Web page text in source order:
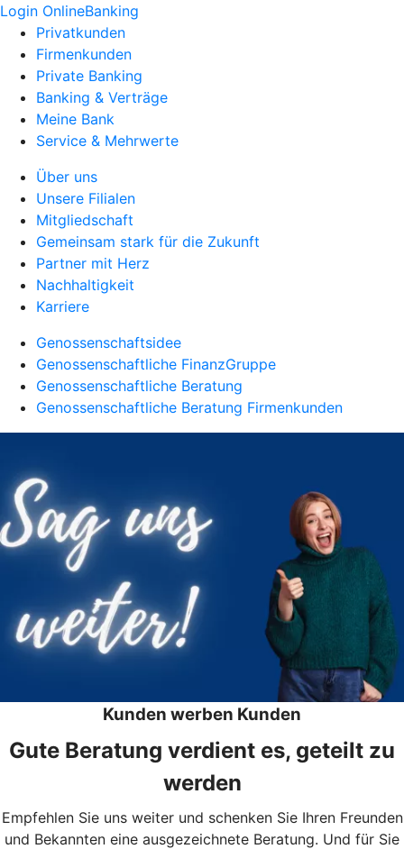
Login OnlineBanking
Privatkunden
Firmenkunden
Private Banking
Banking & Verträge
Meine Bank
Service & Mehrwerte
Über uns
Unsere Filialen
Mitgliedschaft
Gemeinsam stark für die Zukunft
Partner mit Herz
Nachhaltigkeit
Karriere
Genossenschaftsidee
Genossenschaftliche FinanzGruppe
Genossenschaftliche Beratung
Genossenschaftliche Beratung Firmenkunden
Kunden werben Kunden
Gute Beratung verdient es, geteilt zu
werden
Empfehlen Sie uns weiter und schenken Sie Ihren Freunden
und Bekannten eine ausgezeichnete Beratung. Und für Sie